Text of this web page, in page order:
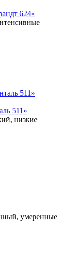
624»
511»
низкие
умеренные